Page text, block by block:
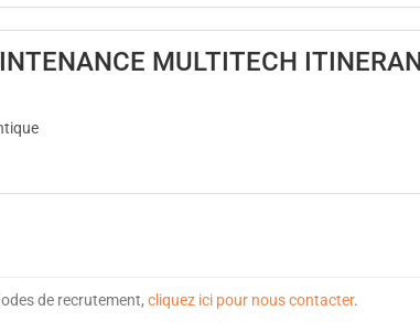
MULTITECH
de recrutement, cliquez ici pour nous contacter.